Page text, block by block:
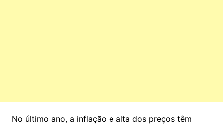
No último ano, a inflação e alta dos preços têm